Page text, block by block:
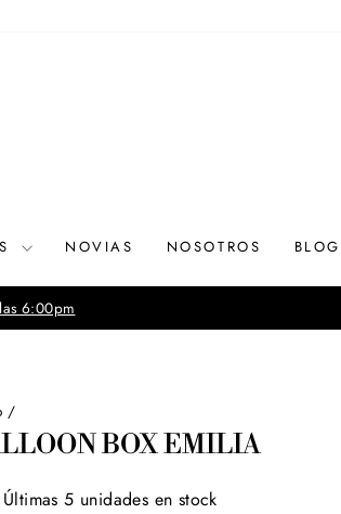
NOVIAS NOSOTROS BLOG
de delivery
/
BOX EMILIA
Últimas 5 unidades en stock